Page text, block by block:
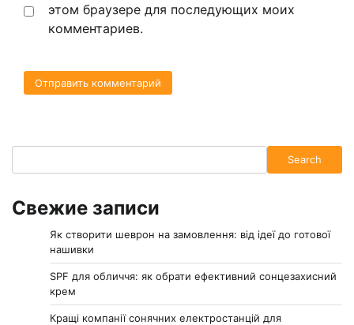
этом браузере для последующих моих
комментариев.
Search
Свежие записи
Як створити шеврон на замовлення: від ідеї до готової
нашивки
SPF для обличчя: як обрати ефективний сонцезахисний
крем
Кращі компанії сонячних електростанцій для